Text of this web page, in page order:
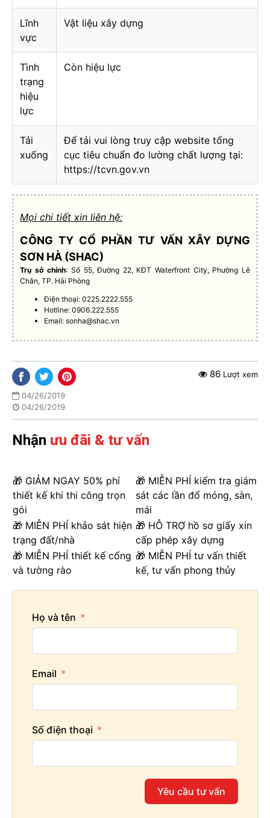
Lĩnh
vực
Vật liệu xây dựng
Tình
trạng
hiệu
lực
Còn hiệu lực
Tải
xuống
Để tải vui lòng truy cập website tổng
cục tiêu chuẩn đo lường chất lượng tại:
https://tcvn.gov.vn
Mọi chi tiết xin liên hệ:
CÔNG TY CỔ PHẦN TƯ VẤN XÂY DỰNG
SƠN HÀ (SHAC)
Trụ sở chính: Số 55, Đường 22, KĐT Waterfront City, Phường Lê
Chân, TP. Hải Phòng
Điện thoại: 0225.2222.555
Hotline: 0906.222.555
Email:sonha@shac.vn
04/26/2019
04/26/2019
86 Lượt xem
Nhận ưu đãi & tư vấn
🎁 GIẢM NGAY 50% phí
thiết kế khi thi công trọn
gói
🎁 MIỄN PHÍ kiểm tra giám
sát các lần đổ móng, sàn,
mái
🎁 MIỄN PHÍ khảo sát hiện
trạng đất/nhà
🎁 HỖ TRỢ hồ sơ giấy xin
cấp phép xây dựng
🎁 MIỄN PHÍ thiết kế cổng
và tường rào
🎁 MIỄN PHÍ tư vấn thiết
kế, tư vấn phong thủy
Họ và tên
Email
Số điện thoại
Yêu cầu tư vấn